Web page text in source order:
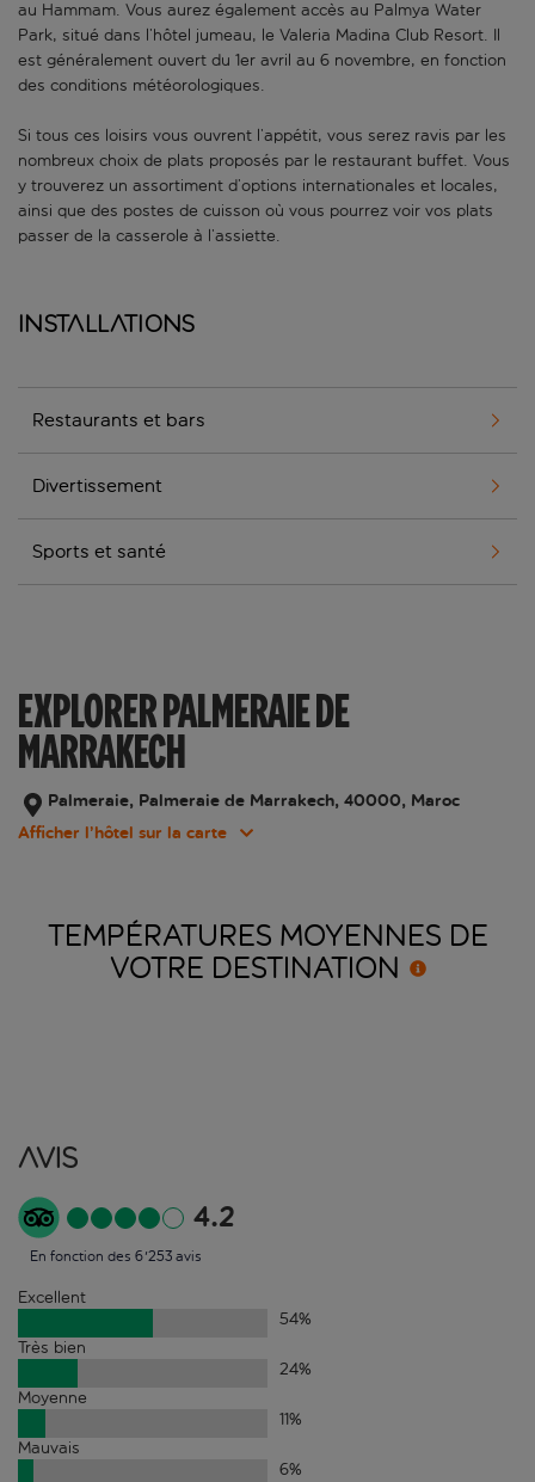
au Hammam. Vous aurez également accès au Palmya Water
Park, situé dans l’hôtel jumeau, le Valeria Madina Club Resort. Il
est généralement ouvert du 1er avril au 6 novembre, en fonction
des conditions météorologiques.
Si tous ces loisirs vous ouvrent l’appétit, vous serez ravis par les
nombreux choix de plats proposés par le restaurant buffet. Vous
y trouverez un assortiment d’options internationales et locales,
ainsi que des postes de cuisson où vous pourrez voir vos plats
passer de la casserole à l’assiette.
Installations
Restaurants et bars
Divertissement
Sports et santé
EXPLORER PALMERAIE DE
MARRAKECH
Palmeraie, Palmeraie de Marrakech, 40000, Maroc
Afficher l’hôtel sur la carte
TEMPÉRATURES MOYENNES DE
VOTRE DESTINATION
Avis
4.2
En fonction des 6'253 avis
Excellent
54%
Très bien
24%
Moyenne
11%
Mauvais
6%